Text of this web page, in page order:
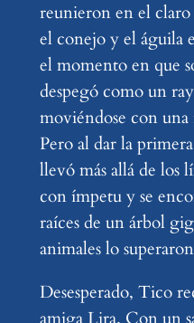
reunieron en el
el conejo y el águila
el momento en que
despegó como un
moviéndose con una
Pero al dar la
llevó más allá de los
con ímpetu y se
raíces de un árbol
animales lo
Desesperado, Tico